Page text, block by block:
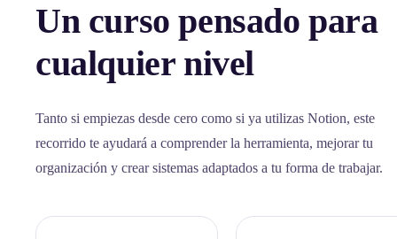
Un curso pensado para
cualquier nivel
Tanto si empiezas desde cero como si ya utilizas Notion, este
recorrido te ayudará a comprender la herramienta, mejorar tu
organización y crear sistemas adaptados a tu forma de trabajar.